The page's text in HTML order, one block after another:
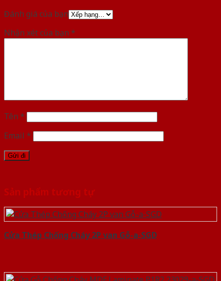
Đánh giá của bạn
Nhận xét của bạn *
Tên *
Email *
Sản phẩm tương tự
Cửa Thép Chống Cháy 2P van Gỗ-a-SGD